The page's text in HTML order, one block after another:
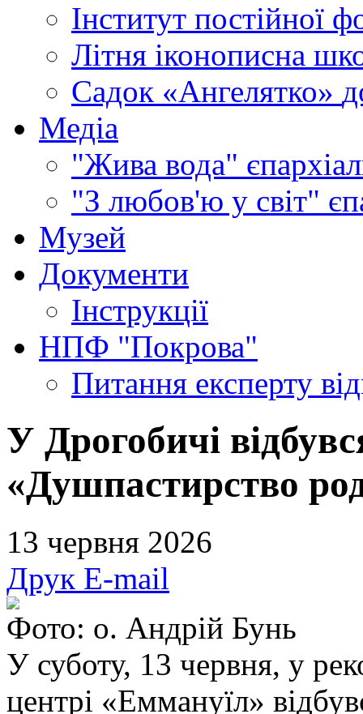
Інститут постійної
Літня іконописна
Садок «Ангелятко»
Медіа
"Жива вода"
"З любов'ю у світ"
Музей
Документи
Інструкції
НПФ "Покрова"
Питання експерту
У Дрогобичі
«Душпастирство
13 червня 2026
Друк E-mail
Фото: о. Андрій Бунь
У суботу, 13 червня, у
центрі «Еммануїл»